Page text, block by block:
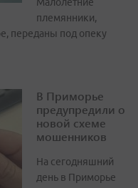
Малолетние
племянники,
переданы под опеку
В Приморье
предупредили о
новой схеме
мошенников
На сегодняшний
день в Приморье